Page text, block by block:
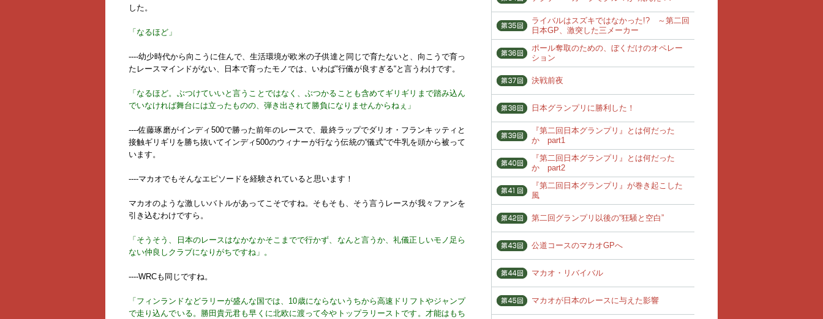
した。
「なるほど」
----幼少時代から向こうに住んで、生活環境が欧米の子供達と同じで育たないと、向こうで育っ
たレースマインドがない、日本で育ったモノでは、いわば“行儀が良すぎる“と言うわけです。
「なるほど。ぶつけていいと言うことではなく、ぶつかることも含めてギリギリまで踏み込ん
でいなければ舞台には立ったものの、弾き出されて勝負になりませんからねぇ」
----佐藤琢磨がインディ500で勝った前年のレースで、最終ラップでダリオ・フランキッティと
接触ギリギリを勝ち抜いてインディ500のウィナーが行なう伝統の“儀式”で牛乳を頭から被って
います。
----マカオでもそんなエピソードを経験されていると思います！
マカオのような激しいバトルがあってこそですね。そもそも、そう言うレースが我々ファンを
引き込むわけですら。
「そうそう、日本のレースはなかなかそこまでで行かず、なんと言うか、礼儀正しいモノ足ら
ない仲良しクラブになりがちですね」。
----WRCも同じですね。
「フィンランドなどラリーが盛んな国では、10歳にならないうちから高速ドリフトやジャンプ
で走り込んでいる。勝田貴元君も早くに北欧に渡って今やトップラリーストです。才能はもち
ライバルはスズキではなかった!? ～第二回
日本GP、激突した三メーカー
ポール奪取のための、ぼくだけのオペレー
ション
決戦前夜
日本グランプリに勝利した！
『第二回日本グランプリ』とは何だった
か part1
『第二回日本グランプリ』とは何だった
か part2
『第二回日本グランプリ』が巻き起こした
風
第二回グランプリ以後の“狂騒と空白”
公道コースのマカオGPへ
マカオ・リバイバル
マカオが日本のレースに与えた影響